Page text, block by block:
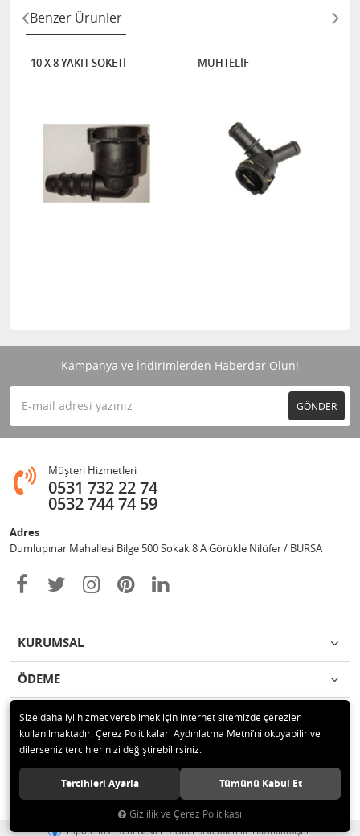
Benzer Ürünler
10 X 8 YAKIT SOKETİ MUHTELİF
Kampanya ve İndirimlerden Haberdar Olun!
GÖNDER
Müşteri Hizmetleri
0531 732 22 74
0532 744 74 59
Adres
Dumlupınar Mahallesi Bilge 500 Sokak 8 A Görükle Nilüfer / BURSA
KURUMSAL
ÖDEME
İLETİŞİM
© 2020 MAG OTOMOTİV Tüm hakları saklıdır.
Hipotenüs Yeni Nesil E-Ticaret Sistemleri ile Hazırlanmıştır.
Size daha iyi hizmet verebilmek için internet sitemizde çerezler
kullanılmaktadır. Çerez Politikaları Aydınlatma Metni’ni okuyabilir ve
dilerseniz tercihlerinizi değiştirebilirsiniz.
Tercihleri Ayarla Tümünü Kabul Et
Gizlilik ve Çerez Politikası